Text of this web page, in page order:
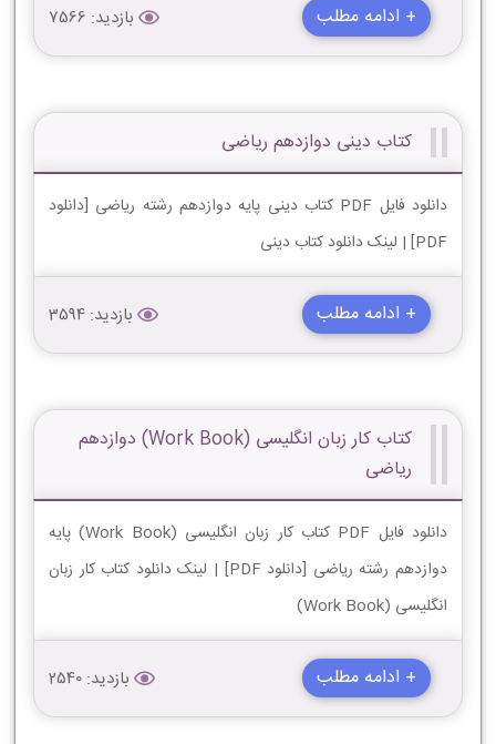
+ ادامه مطلب بازدید: 7566
کتاب دینی دوازدهم ریاضی
دانلود فایل PDF کتاب دینی پایه دوازدهم رشته ریاضی [دانلود
PDF] | لینک دانلود کتاب دینی
+ ادامه مطلب بازدید: 3594
کتاب کار زبان انگليسی (Work Book) دوازدهم
ریاضی
دانلود فایل PDF کتاب کار زبان انگليسی (Work Book) پایه
دوازدهم رشته ریاضی [دانلود PDF] | لینک دانلود کتاب کار زبان
انگليسی (Work Book)
+ ادامه مطلب بازدید: 2540